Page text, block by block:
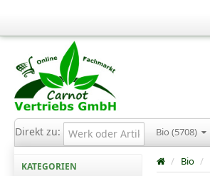
Direkt zu: Bio (5708)
KATEGORIEN / Bio /